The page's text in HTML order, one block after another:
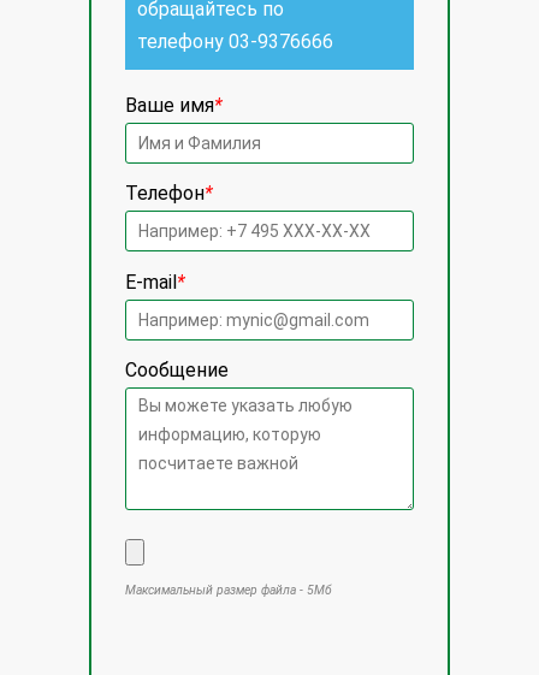
обращайтесь по
телефону 03-9376666
Ваше имя*
Телефон*
E-mail*
Сообщение
Максимальный размер файла - 5Мб